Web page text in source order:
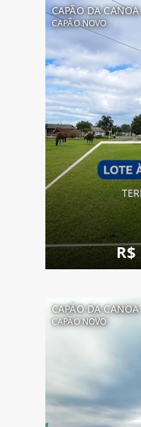
CAPÃO DA CANOA
CAPÃO NOVO
CAPÃO DA CANOA
CAPÃO NOVO